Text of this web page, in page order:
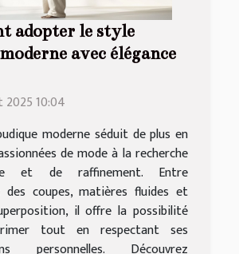
adopter le style
avec élégance
2025 10:04
moderne séduit de plus en
de mode à la recherche
et de raffinement. Entre
des coupes, matières fluides et
il offre la possibilité
tout en respectant ses
personnelles. Découvrez